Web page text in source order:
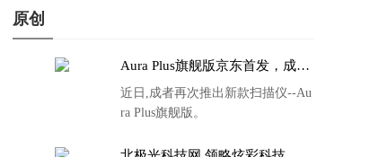
原创
Aura Plus旗舰版京东首发，成者
近日,成者再次推出新款扫描仪--Au
ra Plus旗舰版。